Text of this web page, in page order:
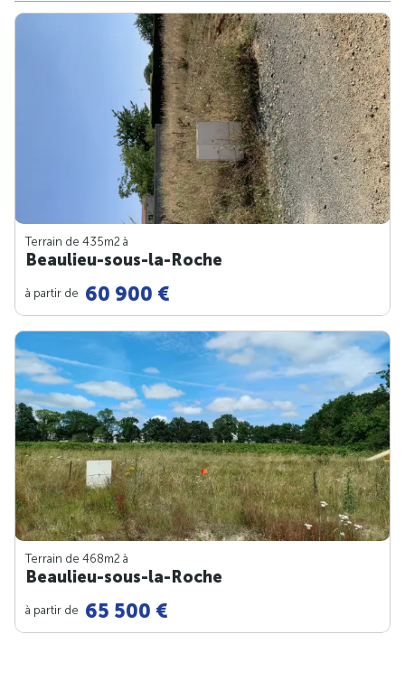
Terrain de 435m2 à
Beaulieu-sous-la-Roche
à partir de 60 900 €
Terrain de 468m2 à
Beaulieu-sous-la-Roche
à partir de 65 500 €